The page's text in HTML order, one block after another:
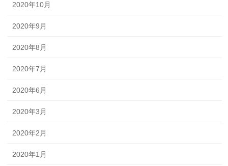
2020年10月
2020年9月
2020年8月
2020年7月
2020年6月
2020年3月
2020年2月
2020年1月